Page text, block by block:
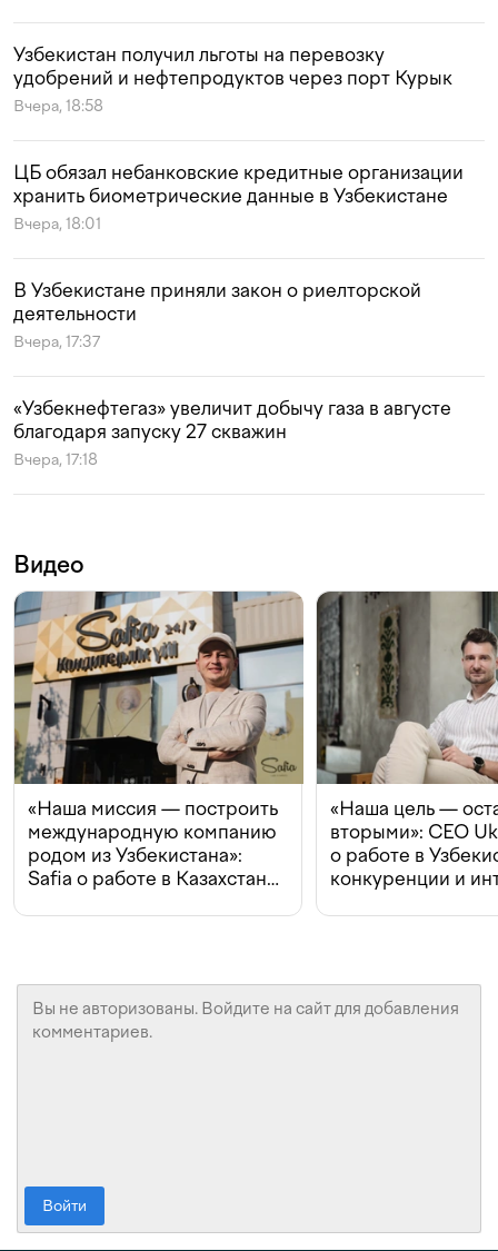
Узбекистан получил льготы на перевозку
удобрений и нефтепродуктов через порт Курык
Вчера, 18:58
ЦБ обязал небанковские кредитные организации
хранить биометрические данные в Узбекистане
Вчера, 18:01
В Узбекистане приняли закон о риелторской
деятельности
Вчера, 17:37
«Узбекнефтегаз» увеличит добычу газа в августе
благодаря запуску 27 скважин
Вчера, 17:18
Видео
«Наша миссия — построить
международную компанию
родом из Узбекистана»:
Safia о работе в Казахстане,
«Наша цель —
вторыми»: CEO
о работе в
конкуренции и
Войти